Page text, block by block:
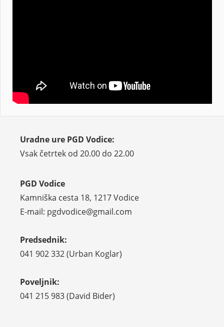
Uradne ure PGD Vodice:
Vsak četrtek od 20.00 do 22.00
PGD Vodice
Kamniška cesta 18, 1217 Vodice
E-mail: pgdvodice@gmail.com
Predsednik:
041 902 332 (Urban Koglar)
Poveljnik:
041 215 983 (David Bider)